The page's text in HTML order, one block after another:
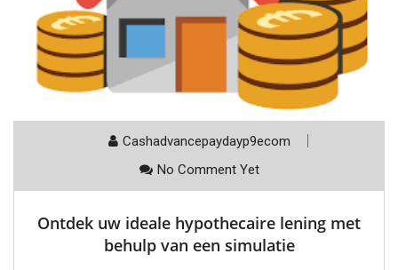
Cashadvancepaydayp9ecom
No Comment Yet
Ontdek uw ideale hypothecaire lening met
behulp van een simulatie